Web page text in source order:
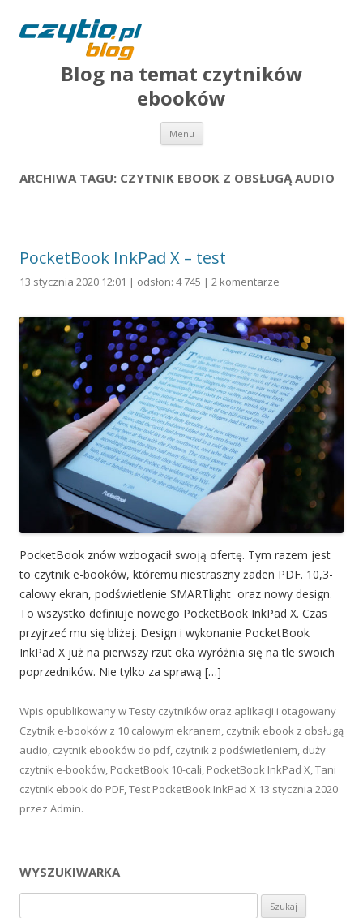
Blog na temat czytników
ebooków
Menu Przejdź do treści
ARCHIWA TAGU: CZYTNIK EBOOK Z OBSŁUGĄ AUDIO
PocketBook InkPad X – test
13 stycznia 2020 12:01 | odsłon: 4 745 | 2 komentarze
PocketBook znów wzbogacił swoją ofertę. Tym razem jest
to czytnik e-booków, któremu niestraszny żaden PDF. 10,3-
calowy ekran, podświetlenie SMARTlight oraz nowy design.
To wszystko definiuje nowego PocketBook InkPad X. Czas
przyjrzeć mu się bliżej. Design i wykonanie PocketBook
InkPad X już na pierwszy rzut oka wyróżnia się na tle swoich
poprzedników. Nie tylko za sprawą […]
Wpis opublikowany wTesty czytników oraz aplikacji i otagowany
Czytnik e-booków z 10 calowym ekranem, czytnik ebook z obsługą
audio, czytnik ebooków do pdf, czytnik z podświetleniem, duży
czytnik e-booków, PocketBook 10-cali, PocketBook InkPad X,Tani
czytnik ebook do PDF,Test PocketBook InkPad X 13 stycznia 2020
przez Admin.
WYSZUKIWARKA